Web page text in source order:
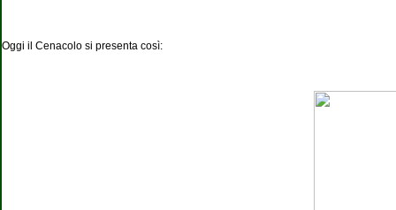
Oggi il Cenacolo si presenta così: